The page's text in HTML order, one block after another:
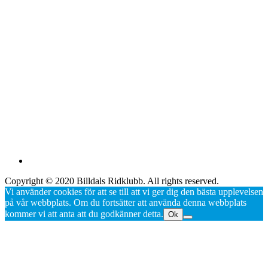
Copyright © 2020 Billdals Ridklubb. All rights reserved.
Vi använder cookies för att se till att vi ger dig den bästa upplevelsen
på vår webbplats. Om du fortsätter att använda denna webbplats
kommer vi att anta att du godkänner detta. Ok